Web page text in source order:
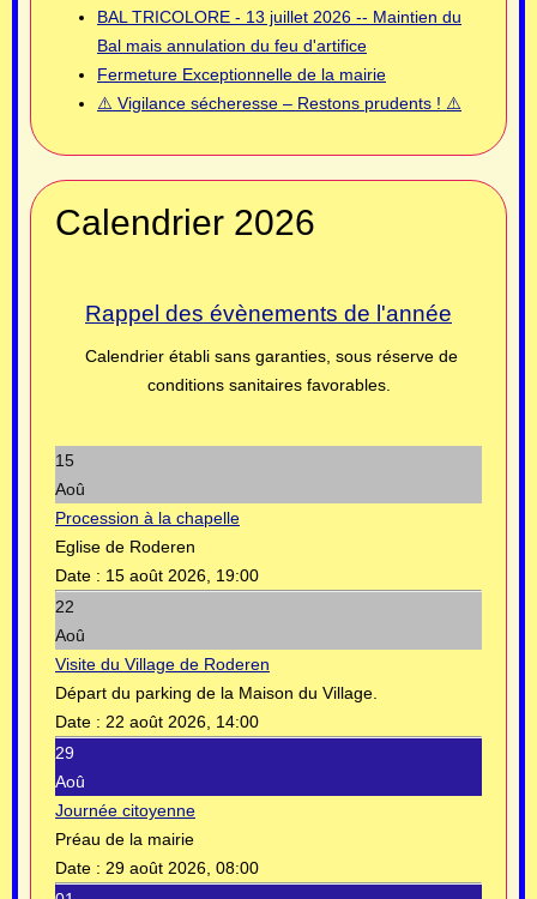
BAL TRICOLORE - 13 juillet 2026 -- Maintien du
Bal mais annulation du feu d'artifice
Fermeture Exceptionnelle de la mairie
⚠️ Vigilance sécheresse – Restons prudents ! ⚠️
Calendrier 2026
Rappel des évènements de l'année
Calendrier établi sans garanties, sous réserve de
conditions sanitaires favorables.
15
Aoû
Procession à la chapelle
Eglise de Roderen
Date : 15 août 2026, 19:00
22
Aoû
Visite du Village de Roderen
Départ du parking de la Maison du Village.
Date : 22 août 2026, 14:00
29
Aoû
Journée citoyenne
Préau de la mairie
Date : 29 août 2026, 08:00